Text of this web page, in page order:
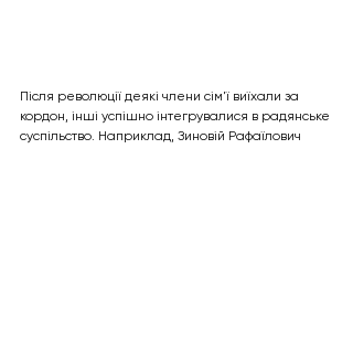
Після революції деякі члени сім'ї виїхали за
кордон, інші успішно інтегрувалися в радянське
суспільство. Наприклад, Зиновій Рафаїлович